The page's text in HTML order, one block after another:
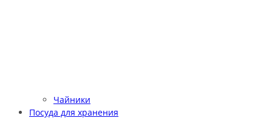
Чайники
Посуда для хранения